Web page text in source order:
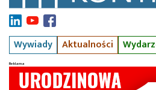
Wywiady Aktualności